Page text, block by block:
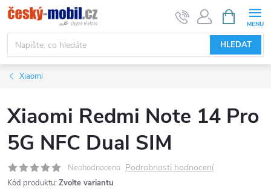
Přejít
na
obsah
HLEDAT
NÁKUPNÍ
KOŠÍK
Xiaomi
Xiaomi Redmi Note 14 Pro
5G NFC Dual SIM
Neohodnoceno Podrobnosti hodnocení
Kód produktu: Zvolte variantu